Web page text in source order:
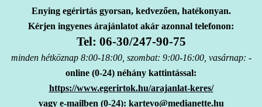
Enying egérirtás gyorsan, kedvezően, hatékonyan.
Kérjen ingyenes árajánlatot akár azonnal telefonon:
Tel: 06-30/247-90-75
minden hétköznap 8:00-18:00, szombat: 9:00-16:00, vasárnap: -
online (0-24) néhány kattintással:
https://www.egerirtok.hu/arajanlat-keres/
vagy e-mailben (0-24): kartevo@medianette.hu